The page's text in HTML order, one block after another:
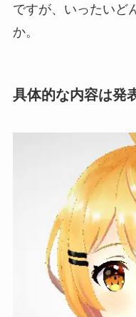
ですが、いったいど
か。
具体的な内容は発